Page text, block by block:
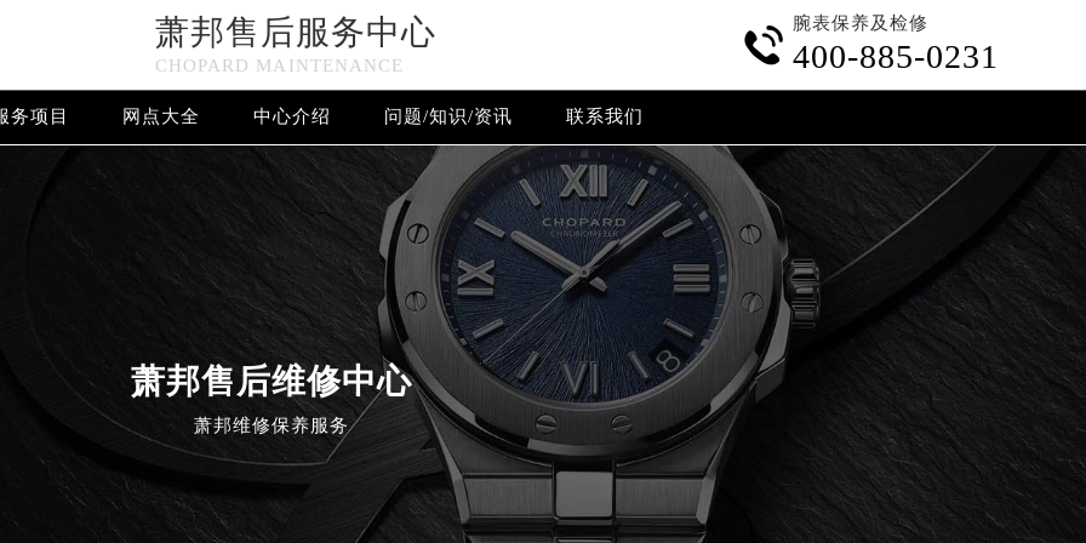
萧邦售后服务中心
CHOPARD MAINTENANCE

腕表保养及检修
400-885-0231
务项目 网点大全 中心介绍 问题/知识/资讯
联系我们
欢迎使用萧邦维修售后服务中心！
萧邦售后维修中心